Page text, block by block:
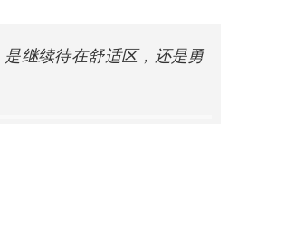
继续待在舒适区，还是勇